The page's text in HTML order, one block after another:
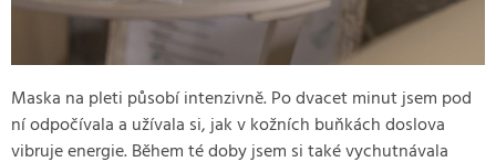
Maska na pleti působí intenzivně. Po dvacet minut jsem pod
ní odpočívala a užívala si, jak v kožních buňkách doslova
vibruje energie. Během té doby jsem si také vychutnávala